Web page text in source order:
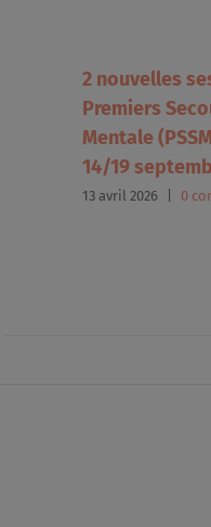
2 nouvelles
Premiers
Mentale
14/19
13 avril 2026 0